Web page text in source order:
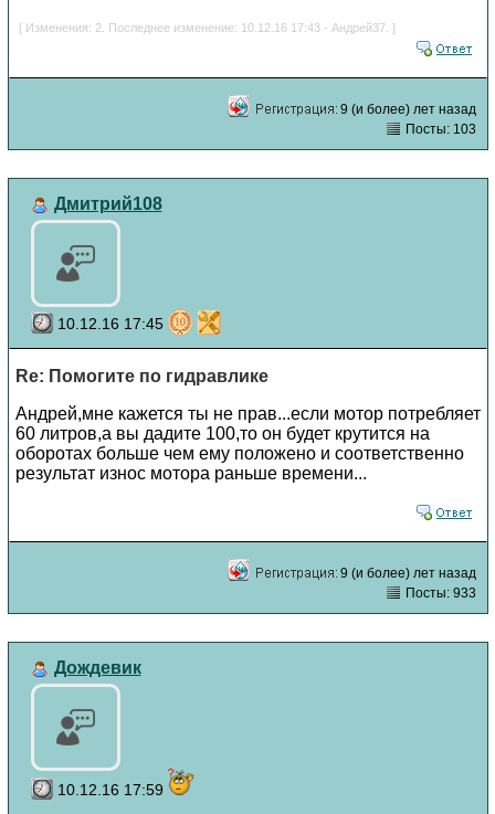
[ Изменения: 2. Последнее изменение: 10.12.16 17:43 - Андрей37. ]
9 (и более) лет назад
Посты: 103
Дмитрий108
10.12.16 17:45
Re: Помогите по гидравлике
Андрей,мне кажется ты не прав...если мотор потребляет
60 литров,а вы дадите 100,то он будет крутится на
оборотах больше чем ему положено и соответственно
результат износ мотора раньше времени...
9 (и более) лет назад
Посты: 933
Дождевик
10.12.16 17:59